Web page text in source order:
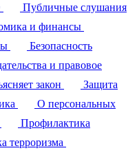
Публичные слушания
и финансы
Безопасность
и правовое
закон
Защита
О персональных
Профилактика
терроризма